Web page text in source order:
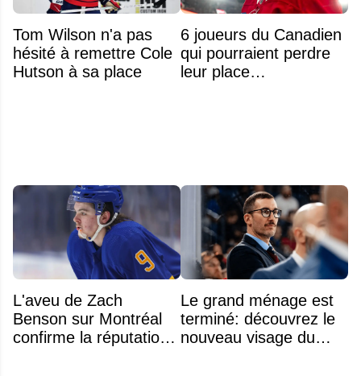
Tom Wilson n'a pas
hésité à remettre Cole
Hutson à sa place
6 joueurs du Canadien
qui pourraient perdre
leur place
L'aveu de Zach
Benson sur Montréal
confirme la réputation
Le grand ménage est
terminé: découvrez le
nouveau visage du